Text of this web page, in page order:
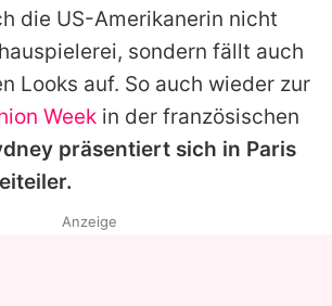
die US-Amerikanerin nicht
sondern fällt auch
Looks auf. So auch wieder zur
Week in der französischen
präsentiert sich in Paris
Anzeige